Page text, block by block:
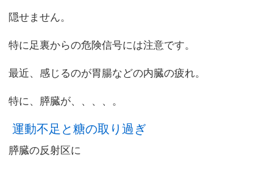
隠せません。
特に足裏からの危険信号には注意です。
最近、感じるのが胃腸などの内臓の疲れ。
特に、膵臓が、、、、。
運動不足と糖の取り過ぎ
膵臓の反射区に